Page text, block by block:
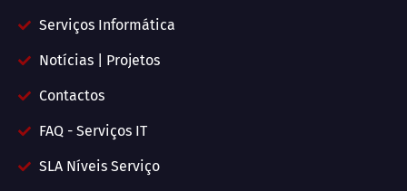
Serviços Informática
Notícias | Projetos
Contactos
FAQ - Serviços IT
SLA Níveis Serviço